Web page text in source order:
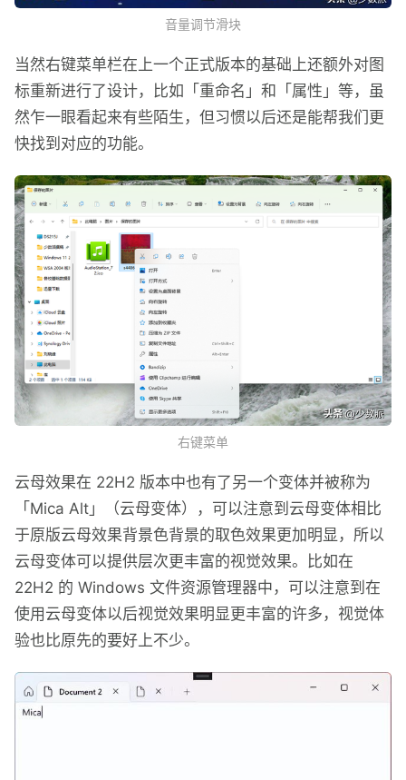
音量调节滑块
当然右键菜单栏在上一个正式版本的基础上还额外对图
标重新进行了设计，比如「重命名」和「属性」等，虽
然乍一眼看起来有些陌生，但习惯以后还是能帮我们更
快找到对应的功能。
右键菜单
云母效果在 22H2 版本中也有了另一个变体并被称为
「Mica Alt」（云母变体），可以注意到云母变体相比
于原版云母效果背景色背景的取色效果更加明显，所以
云母变体可以提供层次更丰富的视觉效果。比如在
22H2 的 Windows 文件资源管理器中，可以注意到在
使用云母变体以后视觉效果明显更丰富的许多，视觉体
验也比原先的要好上不少。